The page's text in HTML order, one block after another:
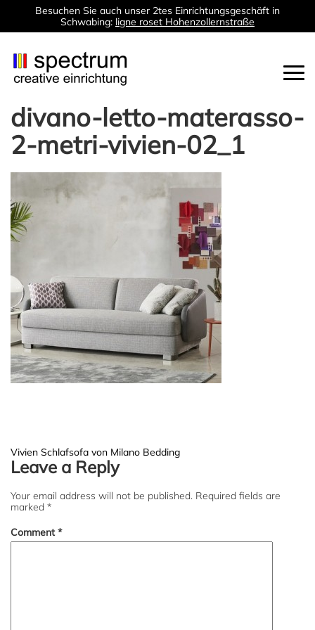
Besuchen Sie auch unser 2tes Einrichtungsgeschäft in
Schwabing: ligne roset Hohenzollernstraße
divano-letto-materasso-
2-metri-vivien-02_1
Post
navigation
Vivien Schlafsofa von Milano Bedding
Leave a Reply
Your email address will not be published. Required fields are
marked *
Comment*